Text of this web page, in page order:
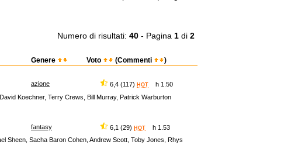
Numero di risultati: 40 - Pagina 1 di 2
Genere Voto (Commenti )
azione 6,4 (117) HOT h 1.50
Koechner, Terry Crews, Bill Murray, Patrick Warburton
fantasy 6,1 (29) HOT h 1.53
Sheen, Sacha Baron Cohen, Andrew Scott, Toby Jones, Rhys